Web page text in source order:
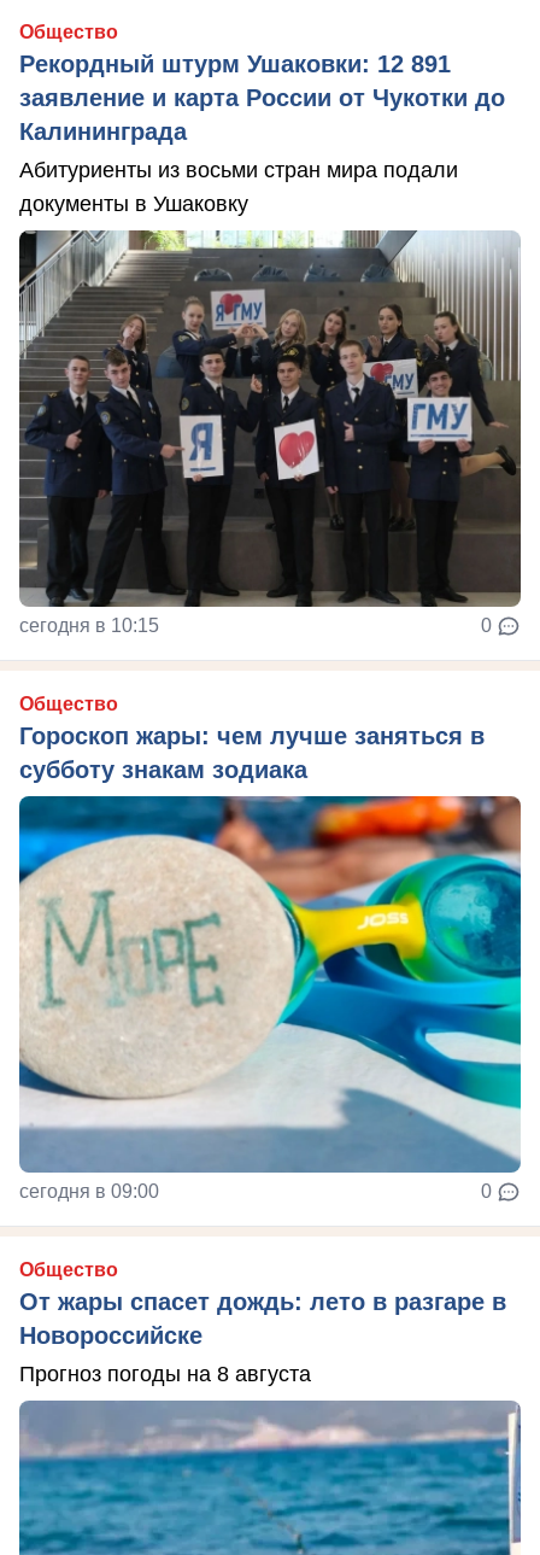
Общество
Рекордный штурм Ушаковки: 12 891
заявление и карта России от Чукотки до
Калининграда
Абитуриенты из восьми стран мира подали
документы в Ушаковку
сегодня в 10:15 0
Общество
Гороскоп жары: чем лучше заняться в
субботу знакам зодиака
сегодня в 09:00 0
Общество
От жары спасет дождь: лето в разгаре в
Новороссийске
Прогноз погоды на 8 августа